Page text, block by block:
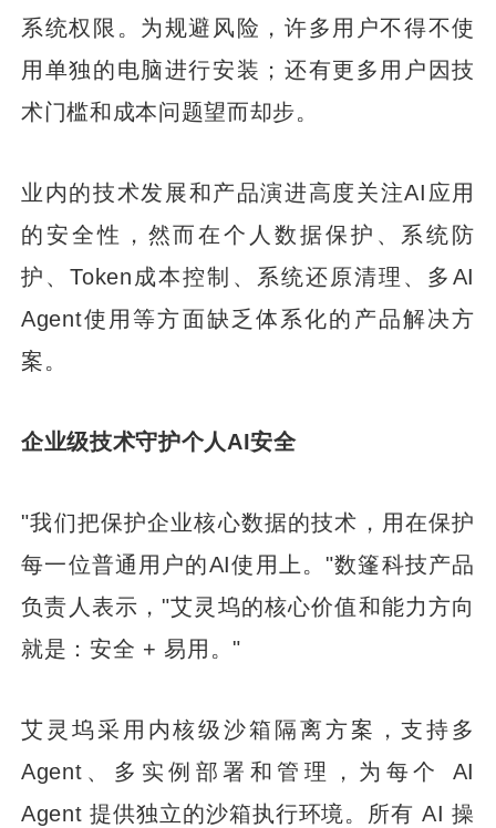
系统权限。为规避风险，许多用户不得不使
用单独的电脑进行安装；还有更多用户因技
术门槛和成本问题望而却步。
业内的技术发展和产品演进高度关注AI应用
的安全性，然而在个人数据保护、系统防
护、Token成本控制、系统还原清理、多AI
Agent使用等方面缺乏体系化的产品解决方
案。
企业级技术守护个人AI安全
"我们把保护企业核心数据的技术，用在保护
每一位普通用户的AI使用上。"数篷科技产品
负责人表示，"艾灵坞的核心价值和能力方向
就是：安全 + 易用。"
艾灵坞采用内核级沙箱隔离方案，支持多
Agent、多实例部署和管理，为每个 AI
Agent 提供独立的沙箱执行环境。所有 AI 操